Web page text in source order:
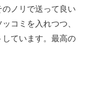
のノリで送って良い
コミを入れつつ、
ています。最高の